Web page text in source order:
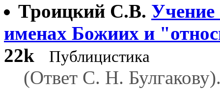
Троицкий С.В. Учение
именах Божиих и
22k
Публицистика
(Ответ С. Н.